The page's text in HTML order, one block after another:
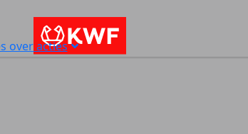
over acties